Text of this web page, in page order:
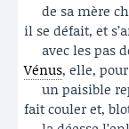
de sa mère
il se défait, et
avec les pas
Vénus, elle,
un paisible
fait couler et,